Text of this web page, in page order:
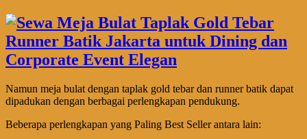
Namun meja bulat dengan taplak gold tebar dan runner batik dapat
dipadukan dengan berbagai perlengkapan pendukung.
Beberapa perlengkapan yang Paling Best Seller antara lain: